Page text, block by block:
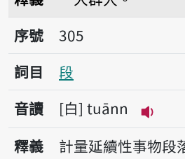
序號305段
序號
305
詞目
段
音讀
白 tuānn
播放
釋義 計量延續性事物段